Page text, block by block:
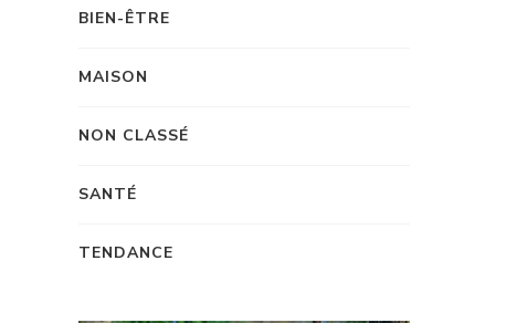
BIEN-ÊTRE
MAISON
NON CLASSÉ
SANTÉ
TENDANCE